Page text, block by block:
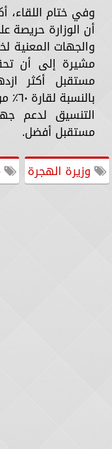
وفي ختام اللقاء،
أن الوزارة حريصة
والجهات المعنية
مشيرة إلى أن
مستقبل أكثر
التنسيق لدعم
مستقبل أفضل.
وزيرة الهجرة